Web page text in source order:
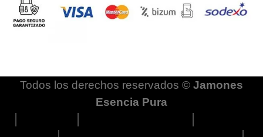
Todos los derechos reservados © Jamones
Esencia Pura